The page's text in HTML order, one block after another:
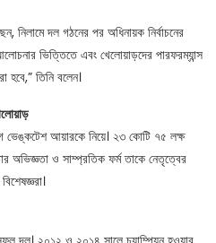
দল গঠনের পর অধিনায়ক নির্বাচনের
ভিত্তিতে এবং খেলোয়াড়দের পারফরম্যান্স
হবে,” তিনি বলেন।
আয়ারকে নিয়ে। ২৩ কোটি ৭৫ লক্ষ
অভিজ্ঞতা ও সাম্প্রতিক ফর্ম তাকে নেতৃত্বের